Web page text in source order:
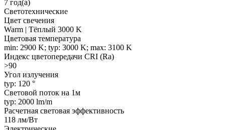
7 год(а)
Светотехнические
Цвет свечения
Warm | Тёплый 3000 K
Цветовая температура
min: 2900 K; typ: 3000 K; max: 3100 K
Индекс цветопередачи CRI (Ra)
>90
Угол излучения
typ: 120 °
Световой поток на 1м
typ: 2000 lm/m
Расчетная световая эффективность
118 лм/Вт